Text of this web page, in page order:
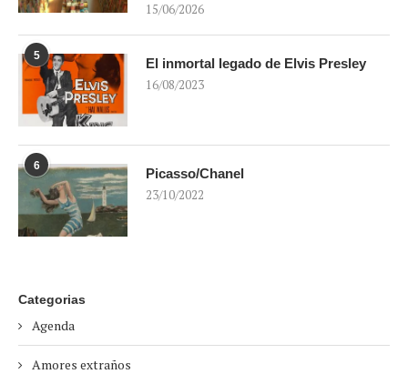
15/06/2026
5
El inmortal legado de Elvis Presley
16/08/2023
6
Picasso/Chanel
23/10/2022
Categorias
Agenda
Amores extraños